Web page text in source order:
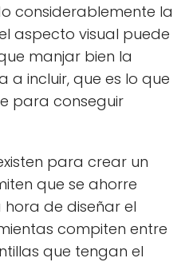
considerablemente la
aspecto visual puede
manjar bien la
a incluir, que es lo que
para conseguir
para crear un
que se ahorre
de diseñar el
compiten entre
que tengan el